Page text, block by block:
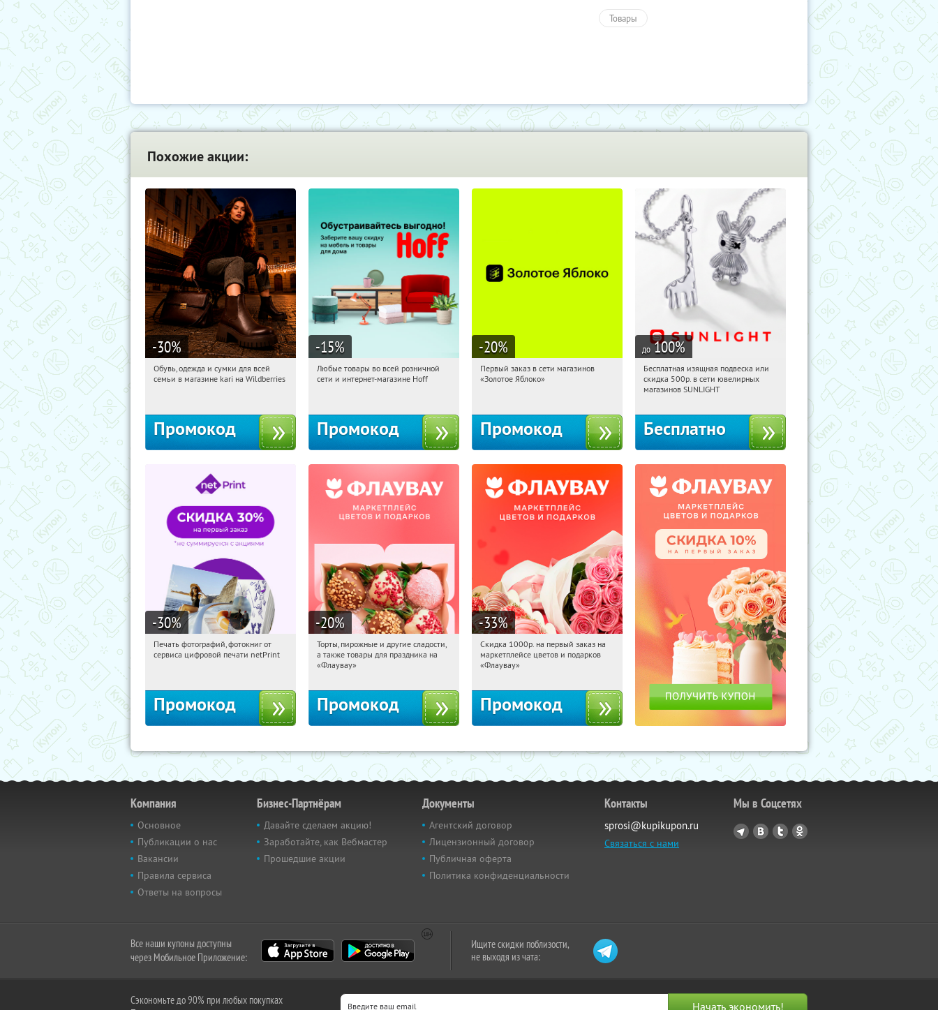
Товары
Похожие акции:
-30%
22:28:54 Получили:
Обувь, одежда и сумки для всей
семьи в магазине kari на Wildberries
Промокод
-15%
22:28:54 Получили:
Любые товары во всей розничной
сети и интернет-магазине Hoff
Промокод
-20%
22:28:54
Получи первым!
Первый заказ в сети магазинов
«Золотое Яблоко»
Промокод
до 100%
22:28:54 Получили:
Россия
Бесплатная изящная подвеска или
скидка 500р. в сети ювелирных
магазинов SUNLIGHT
Бесплатно
-30%
22:28:54 Получили:
Печать фотографий, фотокниг от
сервиса цифровой печати netPrint
Промокод
-20%
22:28:54 Получили:
Россия
Торты, пирожные и другие сладости,
а также товары для праздника на
«Флаувау»
Промокод
-33%
22:28:54 Получили:
Россия
Скидка 1000р. на первый заказ на
маркетплейсе цветов и подарков
«Флаувау»
Промокод
Компания
Основное
Публикации о нас
Вакансии
Правила сервиса
Ответы на вопросы
Бизнес-Партнёрам
Давайте сделаем акцию!
Заработайте, как Вебмастер
Прошедшие акции
Документы
Агентский договор
Лицензионный договор
Публичная оферта
Политика конфиденциальности
Контакты
sprosi@kupikupon.ru
Связаться с нами
Мы в Соцсетях
Все наши купоны доступны
через Мобильное Приложение:
Ищите скидки поблизости,
не выходя из чата:
Сэкономьте до 90% при любых покупках